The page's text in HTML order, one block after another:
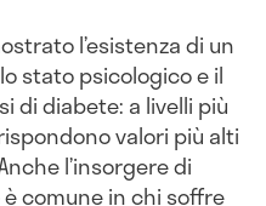
l’esistenza di un
stato psicologico e il
di diabete: a livelli più
valori più alti
l’insorgere di
comune in chi soffre